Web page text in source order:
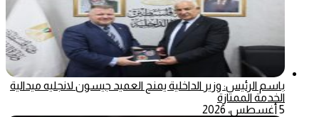
باسم الرئيس: وزير الداخلية يمنح العميد جيسون لانجليه ميدالية
الخدمة الممتازة
5 أغسطس، 2026